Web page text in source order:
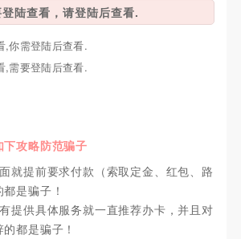
陆查看，请登陆后查看.
,你需登陆后查看.
,需要登陆后查看.
攻略防范骗子
就提前要求付款（索取定金、红包、路
是骗子！
提供具体服务就一直推荐办卡，并且对
都是骗子！